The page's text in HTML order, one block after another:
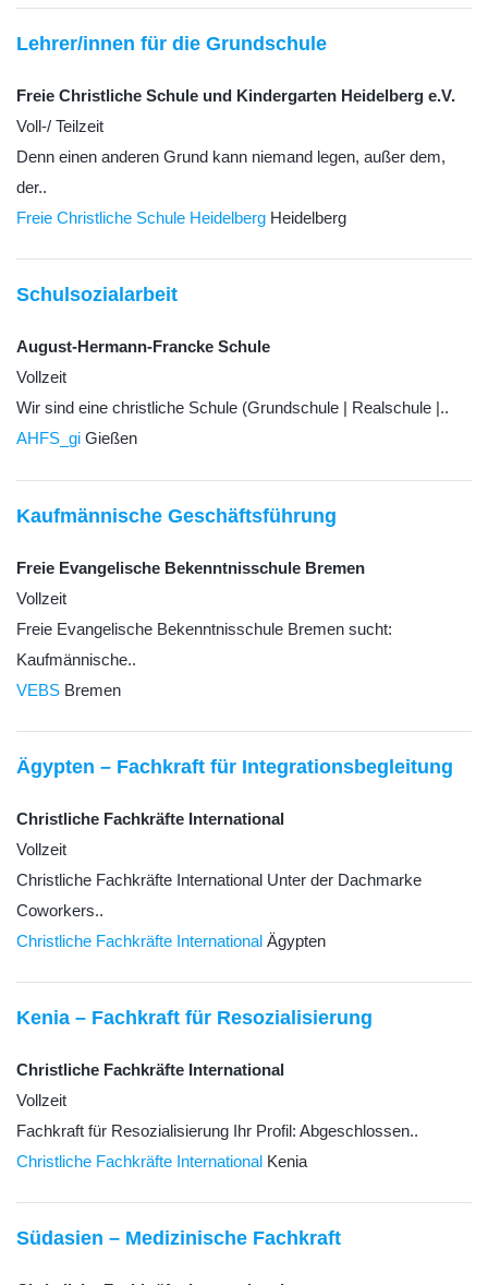
Lehrer/innen für die Grundschule
Freie Christliche Schule und Kindergarten Heidelberg e.V.
Voll-/ Teilzeit
Denn einen anderen Grund kann niemand legen, außer dem,
der..
Freie Christliche Schule Heidelberg Heidelberg
Schulsozialarbeit
August-Hermann-Francke Schule
Vollzeit
Wir sind eine christliche Schule (Grundschule | Realschule |..
AHFS_gi Gießen
Kaufmännische Geschäftsführung
Freie Evangelische Bekenntnisschule Bremen
Vollzeit
Freie Evangelische Bekenntnisschule Bremen sucht:
Kaufmännische..
VEBS Bremen
Ägypten – Fachkraft für Integrationsbegleitung
Christliche Fachkräfte International
Vollzeit
Christliche Fachkräfte International Unter der Dachmarke
Coworkers..
Christliche Fachkräfte International Ägypten
Kenia – Fachkraft für Resozialisierung
Christliche Fachkräfte International
Vollzeit
Fachkraft für Resozialisierung Ihr Profil: Abgeschlossen..
Christliche Fachkräfte International Kenia
Südasien – Medizinische Fachkraft